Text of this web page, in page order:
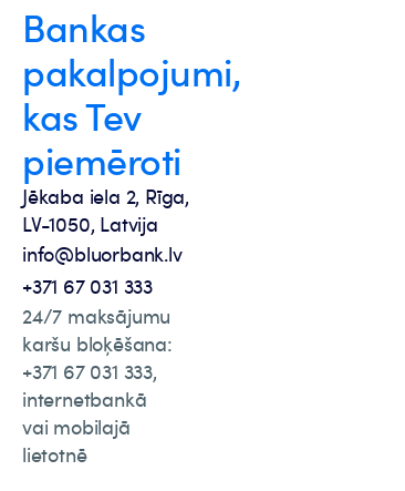
Bankas
pakalpojumi,
kas Tev
piemēroti
Jēkaba iela 2, Rīga,
LV-1050, Latvija
info@bluorbank.lv
+371 67 031 333
24/7 maksājumu
karšu bloķēšana:
+371 67 031 333,
internetbankā
vai mobilajā
lietotnē